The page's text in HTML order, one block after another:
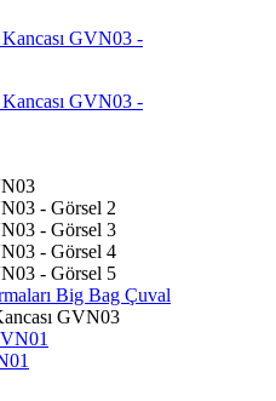
Big Bag Çuval
GVN03